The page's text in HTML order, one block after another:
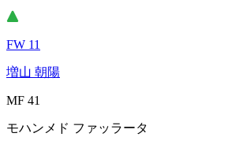
FW 11
増山 朝陽
MF 41
モハンメド ファッラータ